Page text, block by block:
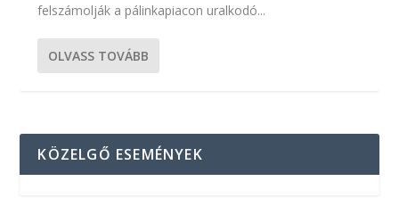
felszámolják a pálinkapiacon uralkodó...
OLVASS TOVÁBB
KÖZELGŐ ESEMÉNYEK